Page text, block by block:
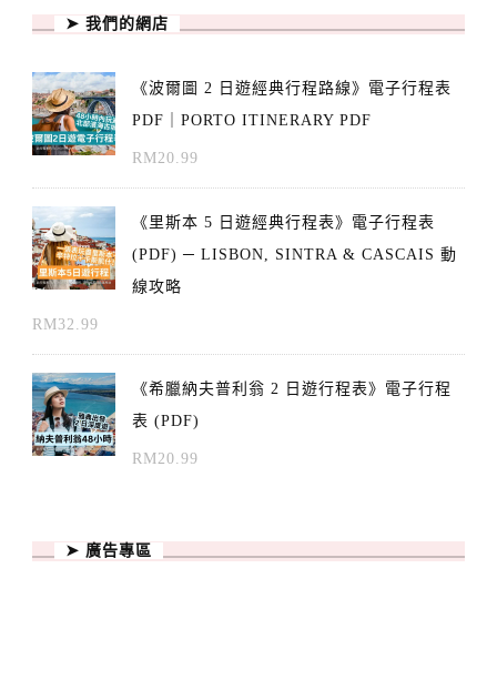
➤ 我們的網店
《波爾圖 2 日遊經典行程路線》電子行程表
PDF｜PORTO ITINERARY PDF
RM20.99
《里斯本 5 日遊經典行程表》電子行程表
(PDF) ─ LISBON, SINTRA & CASCAIS 動
線攻略
RM32.99
《希臘納夫普利翁 2 日遊行程表》電子行程
表 (PDF)
RM20.99
➤ 廣告專區